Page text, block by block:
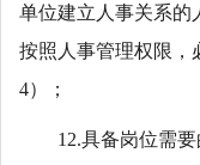
单位建立人事关系的
按照人事管理权限，
4）；
12.具备岗位需要